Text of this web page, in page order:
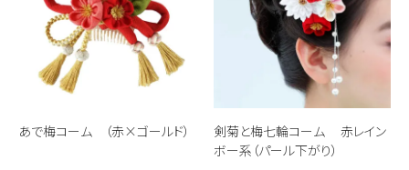
あで梅コーム （赤×ゴールド）
剣菊と梅七輪コーム 赤レイン
ボー系（パール下がり）